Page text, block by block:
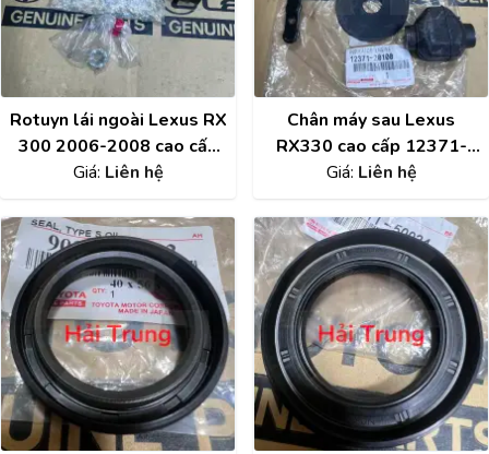
Rotuyn lái ngoài Lexus RX
300 2006-2008 cao cấp
45460-49075
Giá: Liên hệ
Chân máy sau Lexus
RX330 cao cấp 12371-
20100
Giá: Liên hệ